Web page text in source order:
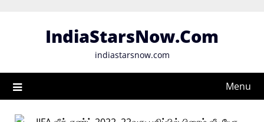
IndiaStarsNow.Com
indiastarsnow.com
Menu